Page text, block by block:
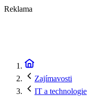
Reklama
Zajímavosti
IT a technologie